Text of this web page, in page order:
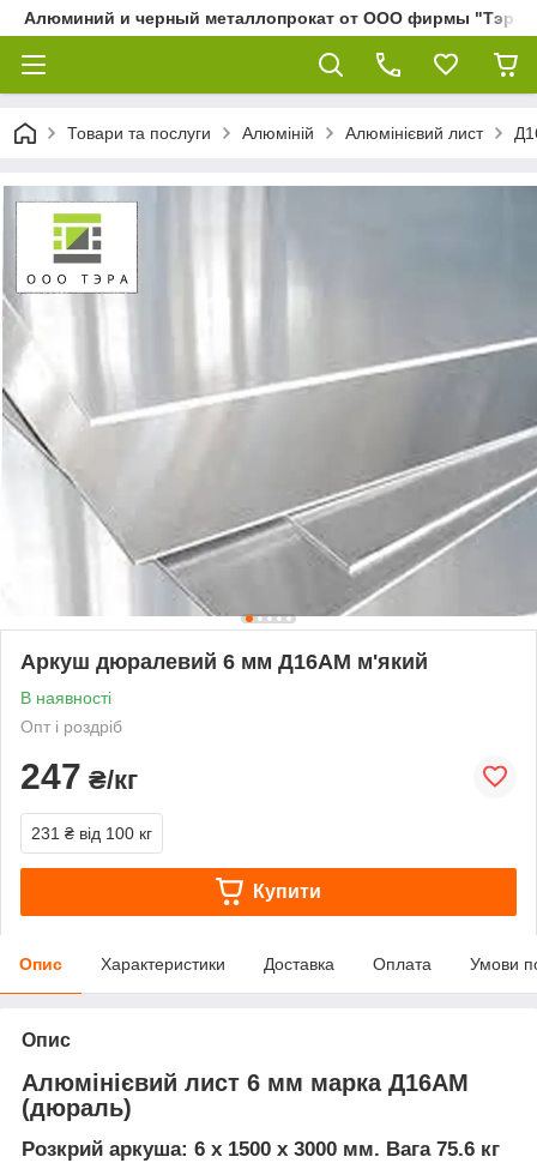
Алюминий и черный металлопрокат от ООО фирмы "Тэра"
Товари та послуги Алюміній Алюмінієвий лист
Аркуш дюралевий 6 мм Д16АМ м'який
В наявності
Опт і роздріб
247 ₴/кг
231 ₴ від 100 кг
Купити
Опис Характеристики Доставка Оплата Умови
Опис
Алюмінієвий лист 6 мм марка Д16АМ
(дюраль)
Розкрий аркуша: 6 х 1500 х 3000 мм. Вага 75.6 кг